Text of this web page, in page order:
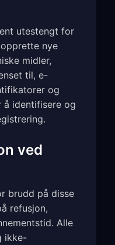
utestengt for
nye
midler,
til, e-
og
å identifisere og
ved
brudd på disse
refusjon,
Alle
ikke-